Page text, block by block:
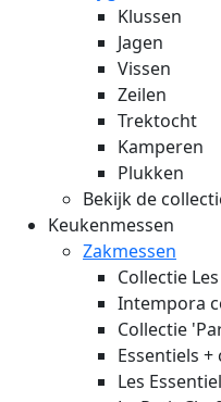
Klussen
Jagen
Vissen
Zeilen
Trektocht
Kamperen
Plukken
Bekijk de
Keukenmessen
Zakmessen
Collectie
Intempora
Collectie
Essentiels
Les